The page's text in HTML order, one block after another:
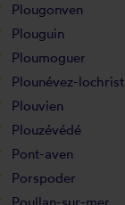
Plougonven
Plouguin
Ploumoguer
Plounévez-lochrist
Plouvien
Plouzévédé
Pont-aven
Porspoder